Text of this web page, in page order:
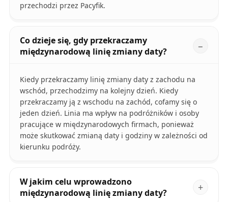
przechodzi przez Pacyfik.
Co dzieje się, gdy przekraczamy
międzynarodową linię zmiany daty?
Kiedy przekraczamy linię zmiany daty z zachodu na
wschód, przechodzimy na kolejny dzień. Kiedy
przekraczamy ją z wschodu na zachód, cofamy się o
jeden dzień. Linia ma wpływ na podróżników i osoby
pracujące w międzynarodowych firmach, ponieważ
może skutkować zmianą daty i godziny w zależności od
kierunku podróży.
W jakim celu wprowadzono
międzynarodową linię zmiany daty?